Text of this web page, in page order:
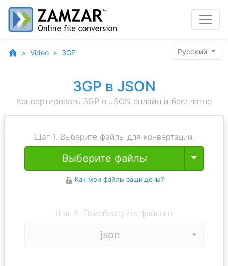
Video 3GP Pyccĸий
3GP в JSON
Конвертировать 3GP в JSON онлайн и бесплатно
Шаг 1. Выберите файлы для конвертации.
Выберите файлы Toggle
Как мои файлы защищены?
Шаг 2. Преобразуйте файлы в